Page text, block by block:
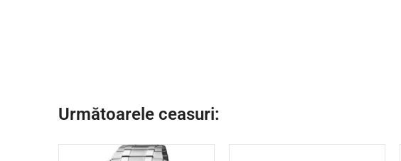
Următoarele ceasuri: